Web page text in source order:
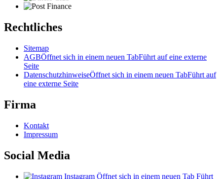
Rechtliches
Sitemap
AGBÖffnet sich in einem neuen TabFührt auf eine externe
Seite
DatenschutzhinweiseÖffnet sich in einem neuen TabFührt auf
eine externe Seite
Firma
Kontakt
Impressum
Social Media
Instagram Öffnet sich in einem neuen Tab Führt